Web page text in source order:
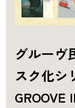
グルーヴ
スク化シ